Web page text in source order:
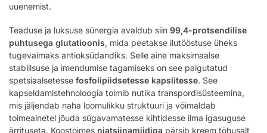
uuenemist.
Teaduse ja luksuse sünergia avaldub siin 99,4-protsendilise
puhtusega glutatioonis, mida peetakse ilutööstuse üheks
tugevaimaks antioksüdandiks. Selle aine maksimaalse
stabiilsuse ja imendumise tagamiseks on see paigutatud
spetsiaalsetesse fosfolipiidsetesse kapslitesse. See
kapseldamistehnoloogia toimib nutika transpordisüsteemina,
mis jäljendab naha loomulikku struktuuri ja võimaldab
toimeainetel jõuda sügavamatesse kihtidesse ilma igasuguse
ärrituseta. Koostoimes niatsiinamiidiga pärsib kreem tõhusalt